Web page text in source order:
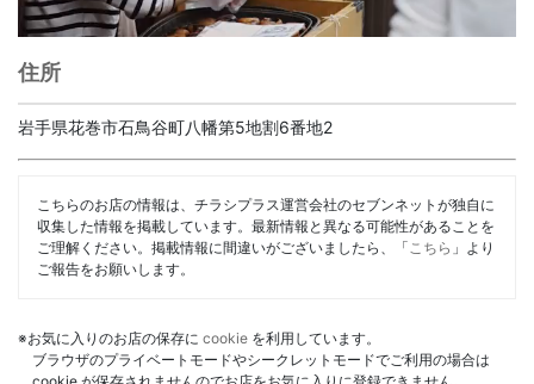
住所
岩手県花巻市石鳥谷町八幡第5地割6番地2
こちらのお店の情報は、チラシプラス運営会社のセブンネットが独自に
収集した情報を掲載しています。最新情報と異なる可能性があることを
ご理解ください。掲載情報に間違いがございましたら、「 こちら 」より
ご報告をお願いします。
※お気に入りのお店の保存に cookie を利用しています。
ブラウザのプライベートモードやシークレットモードでご利用の場合は